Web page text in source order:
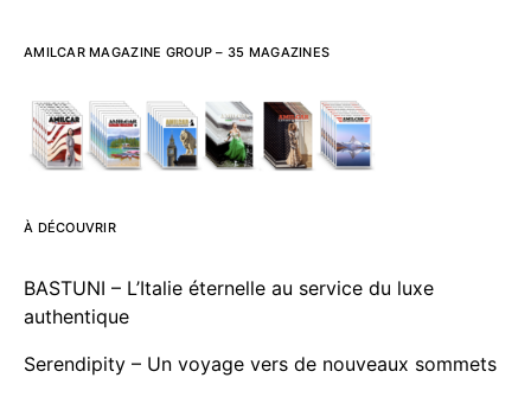
AMILCAR MAGAZINE GROUP – 35 MAGAZINES
À DÉCOUVRIR
BASTUNI – L’Italie éternelle au service du luxe
authentique
Serendipity – Un voyage vers de nouveaux sommets